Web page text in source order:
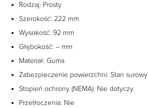
Rodzaj: Prosty
Szerokość: 222 mm
Wysokość: 92 mm
Głębokość: – mm
Materiał: Guma
Zabezpieczenie powierzchni: Stan surowy
Stopień ochrony (NEMA): Nie dotyczy
Przetłoczenia: Nie